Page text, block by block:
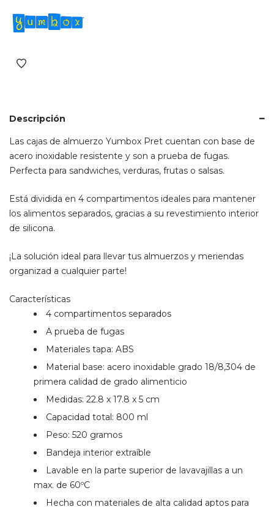
Descripción
Las cajas de almuerzo Yumbox Pret cuentan con base de
acero inoxidable resistente y son a prueba de fugas.
Perfecta para sandwiches, verduras, frutas o salsas.
Está dividida en 4 compartimentos ideales para mantener
los alimentos separados, gracias a su revestimiento interior
de silicona.
¡La solución ideal para llevar tus almuerzos y meriendas
organizad a cualquier parte!
Características
4 compartimentos separados
A prueba de fugas
Materiales tapa: ABS
Material base: acero inoxidable grado 18/8,304 de
primera calidad de grado alimenticio
Medidas: 22.8 x 17.8 x 5 cm
Capacidad total: 800 ml
Peso: 520 gramos
Bandeja interior extraíble
Lavable en la parte superior de lavavajillas a un
max. de 60ºC
Hecha con materiales de alta calidad aptos para